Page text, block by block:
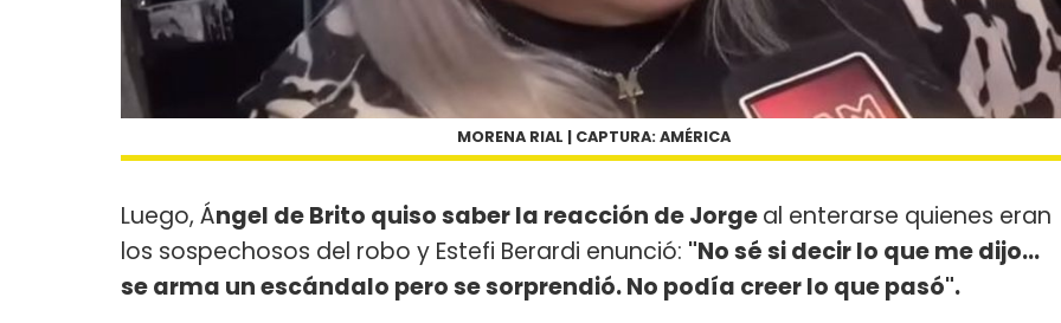
MORENA RIAL | CAPTURA: AMÉRICA
Luego, Ángel de Brito quiso saber la reacción de Jorgeal enterarse quienes eran
los sospechosos del robo y Estefi Berardi enunció: "No sé si decir lo que me dijo...
se arma un escándalo pero se sorprendió. No podía creer lo que pasó".